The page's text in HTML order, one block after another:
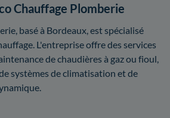
Chauffage Plomberie
basé à Bordeaux, est spécialisé
L'entreprise offre des services
de chaudières à gaz ou fioul,
systèmes de climatisation et de